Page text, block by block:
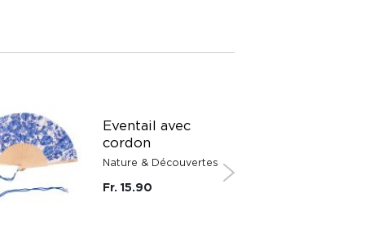
Eventail avec
cordon
Nature & Découvertes
Fr. 15.90